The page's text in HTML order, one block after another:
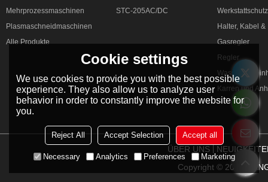
Mehrprozessmaschinen
Plasmaschneidmaschinen
Alle Produkte
STC-205AC/DC
Werkstattschutz
Halter, Kabel
Gasregler
Regler
Karren und
ÜBER UNS
Copyright © 2026
Cookie settings
We use cookies to provide you with the best possible
experience. They also allow us to analyze user
behavior in order to constantly improve the website for
you.
Reject All Accept Selection Accept all
Necessary Analytics Preferences Marketing